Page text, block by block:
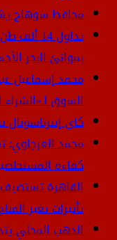
محافظ سوهاج
بموانئ البحر
محمد إسماعيل
السوق لـ«الشراء
كاي
محمد العرجاوي:
كفاءة
القاهرة
تأثيرات تغير